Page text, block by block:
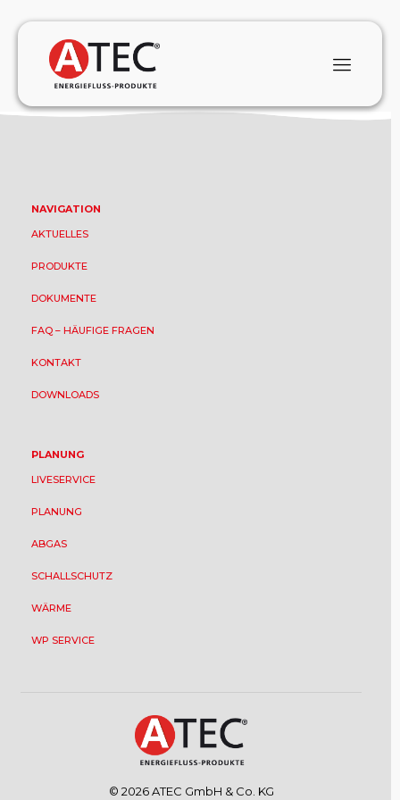
NAVIGATION
AKTUELLES
PRODUKTE
DOKUMENTE
FAQ – HÄUFIGE FRAGEN
KONTAKT
DOWNLOADS
PLANUNG
LIVESERVICE
PLANUNG
ABGAS
SCHALLSCHUTZ
WÄRME
WP SERVICE
© 2026 ATEC GmbH & Co. KG